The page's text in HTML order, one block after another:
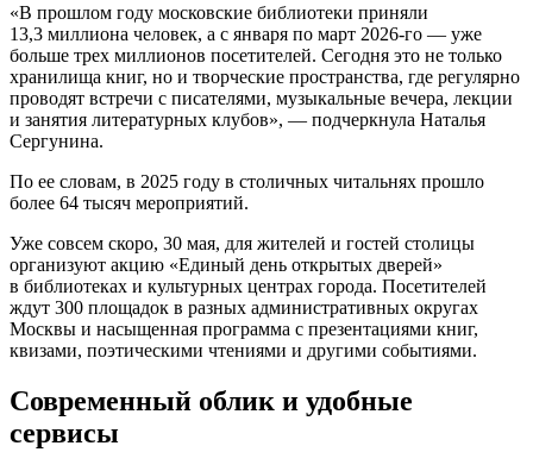
«В прошлом году московские библиотеки приняли
13,3 миллиона человек, а с января по март 2026-го — уже
больше трех миллионов посетителей. Сегодня это не только
хранилища книг, но и творческие пространства, где регулярно
проводят встречи с писателями, музыкальные вечера, лекции
и занятия литературных клубов», — подчеркнула Наталья
Сергунина.
По ее словам, в 2025 году в столичных читальнях прошло
более 64 тысяч мероприятий.
Уже совсем скоро, 30 мая, для жителей и гостей столицы
организуют акцию «Единый день открытых дверей»
в библиотеках и культурных центрах города. Посетителей
ждут 300 площадок в разных административных округах
Москвы и насыщенная программа с презентациями книг,
квизами, поэтическими чтениями и другими событиями.
Современный облик и удобные
сервисы